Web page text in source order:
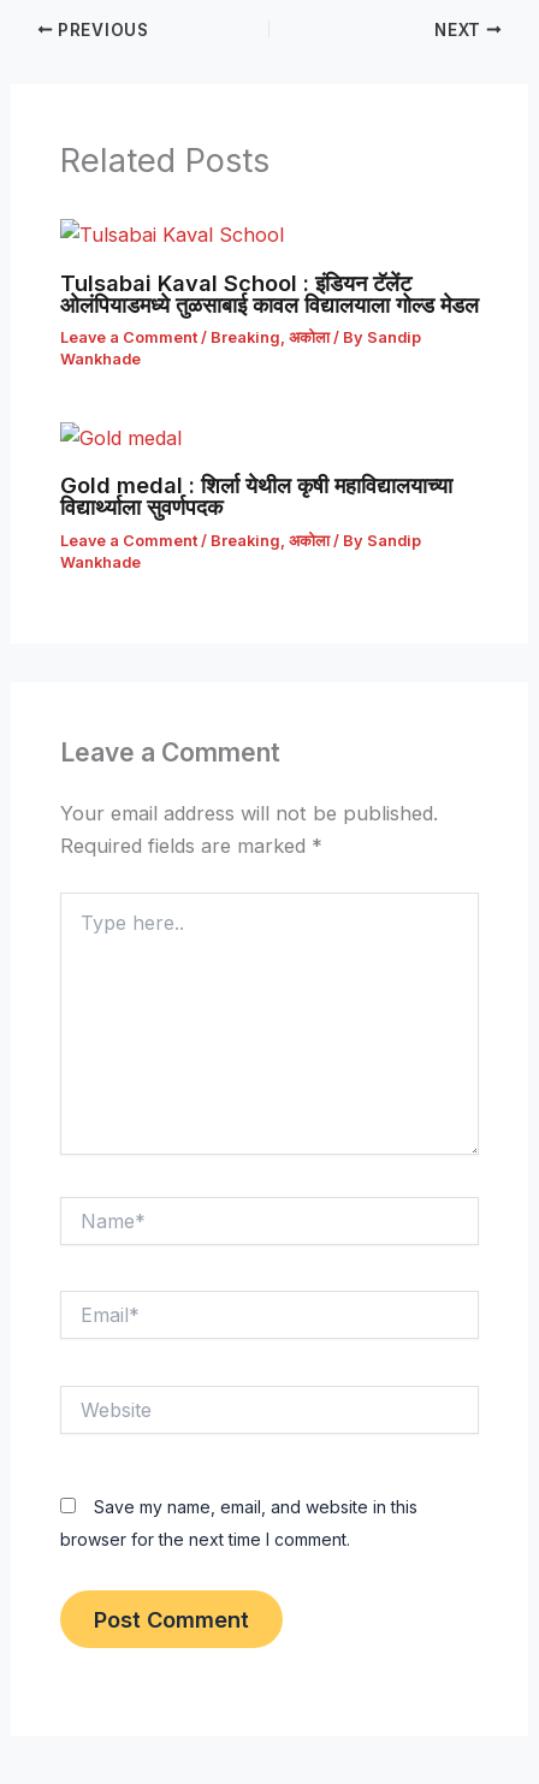
PREVIOUS NEXT
Related Posts
Tulsabai Kaval School : इंडियन टॅलेंट
ओलंपियाडमध्ये तुळसाबाई कावल विद्यालयाला गोल्ड मेडल
Leave a Comment / Breaking, अकोला/ By Sandip
Wankhade
Gold medal : शिर्ला येथील कृषी महाविद्यालयाच्या
विद्यार्थ्याला सुवर्णपदक
Leave a Comment / Breaking, अकोला/ By Sandip
Wankhade
Leave a Comment
Your email address will not be published.
Required fields are marked *
here..
Save my name, email, and website in this
browser for the next time I comment.